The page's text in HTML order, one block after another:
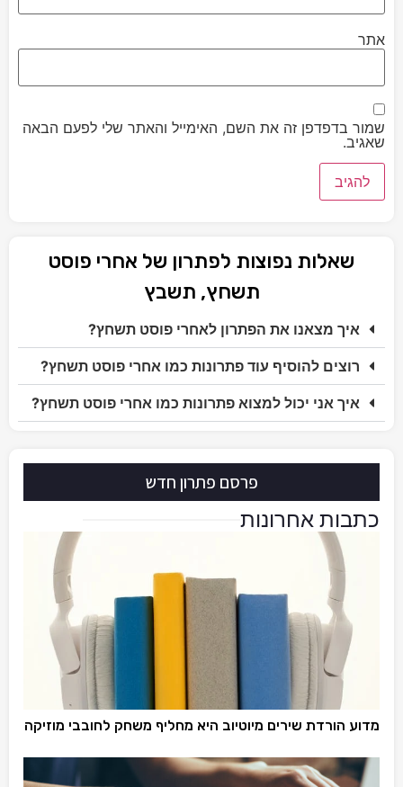
אתר
שמור בדפדפן זה את השם, האימייל והאתר שלי לפעם הבאה
שאגיב.
שאלות נפוצות לפתרון של אחרי פוסט
תשחץ, תשבץ
איך מצאנו את הפתרון לאחרי פוסט תשחץ?
רוצים להוסיף עוד פתרונות כמו אחרי פוסט תשחץ?
איך אני יכול למצוא פתרונות כמו אחרי פוסט תשחץ?
פרסם פתרון חדש
כתבות אחרונות
מדוע הורדת שירים מיוטיוב היא מחליף משחק לחובבי מוזיקה